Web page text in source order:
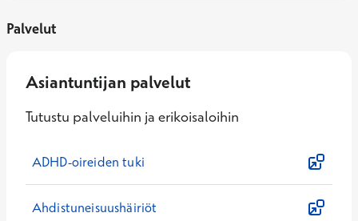
Palvelut
Asiantuntijan palvelut
Tutustu palveluihin ja erikoisaloihin
ADHD-oireiden tuki
Ahdistuneisuushäiriöt